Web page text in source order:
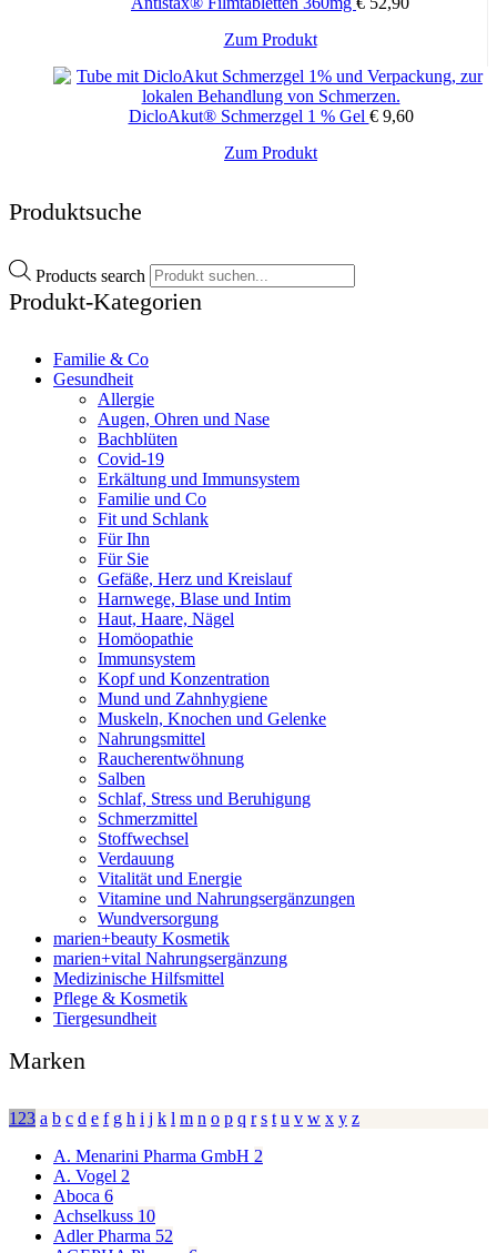
Zum Produkt
DicloAkut® Schmerzgel 1 % Gel €9,60
Zum Produkt
Produktsuche
Products search
Produkt-Kategorien
Familie & Co
Gesundheit
Allergie
Augen, Ohren und Nase
Bachblüten
Covid-19
Erkältung und Immunsystem
Familie und Co
Fit und Schlank
Für Ihn
Für Sie
Gefäße, Herz und Kreislauf
Harnwege, Blase und Intim
Haut, Haare, Nägel
Homöopathie
Immunsystem
Kopf und Konzentration
Mund und Zahnhygiene
Muskeln, Knochen und Gelenke
Nahrungsmittel
Raucherentwöhnung
Salben
Schlaf, Stress und Beruhigung
Schmerzmittel
Stoffwechsel
Verdauung
Vitalität und Energie
Vitamine und Nahrungsergänzungen
Wundversorgung
marien+beauty Kosmetik
marien+vital Nahrungsergänzung
Medizinische Hilfsmittel
Pflege & Kosmetik
Tiergesundheit
Marken
123 a b c d e f g h i j k l m n o p q r s t u v w x y z
A. Menarini Pharma GmbH 2
A. Vogel 2
Aboca 6
Achselkuss 10
Adler Pharma 52